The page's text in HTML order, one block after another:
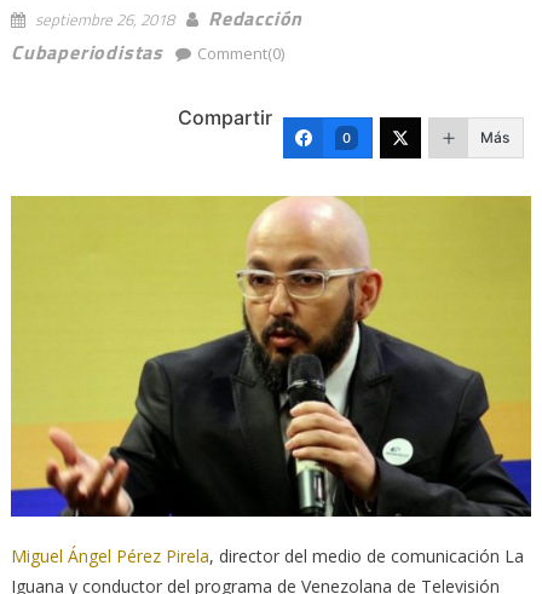
septiembre 26, 2018
Redacción
Cubaperiodistas
Comment(0)
Compartir
0 Más
Miguel Ángel Pérez Pirela, director del medio de comunicación La
Iguana y conductor del programa de Venezolana de Televisión